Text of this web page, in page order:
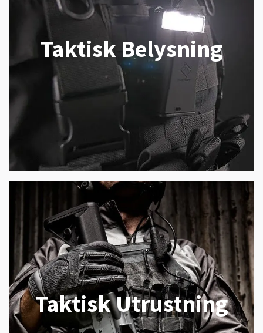
Taktisk Belysning
Taktisk Utrustning